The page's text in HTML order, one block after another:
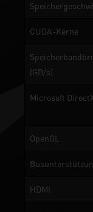
CUDA-Kerne
(GB/s)
Microsoft
OpenGL
HDMI